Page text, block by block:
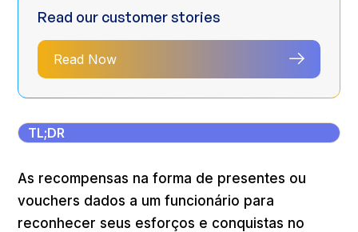
Read our customer stories
Read Now
TL;DR
As recompensas na forma de presentes ou
vouchers dados a um funcionário para
reconhecer seus esforços e conquistas no